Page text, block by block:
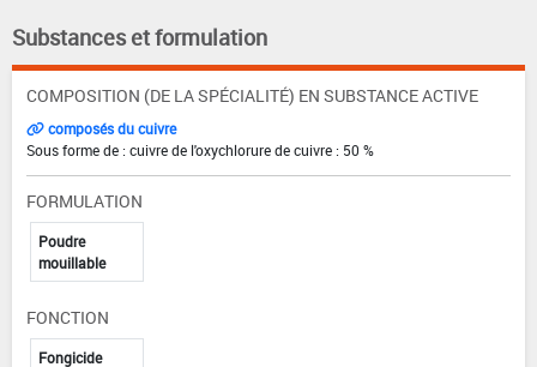
Substances et formulation
COMPOSITION (DE LA SPÉCIALITÉ) EN SUBSTANCE ACTIVE
composés du cuivre
Sous forme de : cuivre de l'oxychlorure de cuivre : 50 %
FORMULATION
Poudre
mouillable
FONCTION
Fongicide